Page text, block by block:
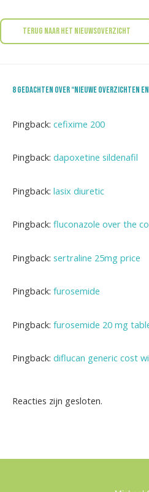
Terug naar het nieuwsoverzicht
8 gedachten over “Nieuwe overzichten
Pingback: cefixime 200
Pingback: dapoxetine sildenafil
Pingback: lasix diuretic
Pingback: fluconazole over the
Pingback: sertraline 25mg price
Pingback: furosemide
Pingback: furosemide 20 mg
Pingback: diflucan generic cost
Reacties zijn gesloten.